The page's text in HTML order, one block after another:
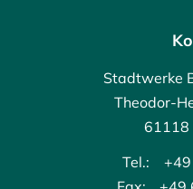
Stadtwerke
Theodor-
61118
Tel.: